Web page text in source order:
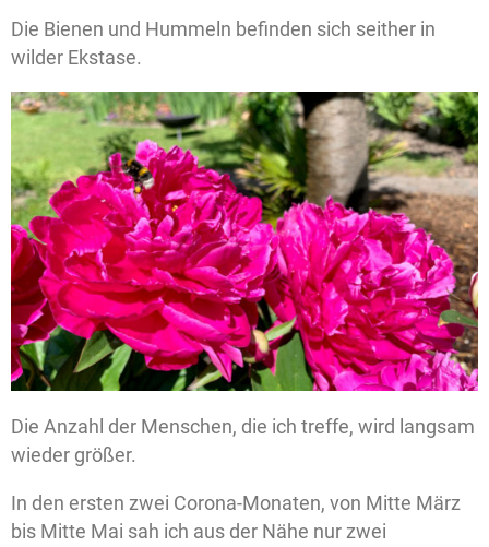
Die Bienen und Hummeln befinden sich seither in
wilder Ekstase.
Die Anzahl der Menschen, die ich treffe, wird langsam
wieder größer.
In den ersten zwei Corona-Monaten, von Mitte März
bis Mitte Mai sah ich aus der Nähe nur zwei